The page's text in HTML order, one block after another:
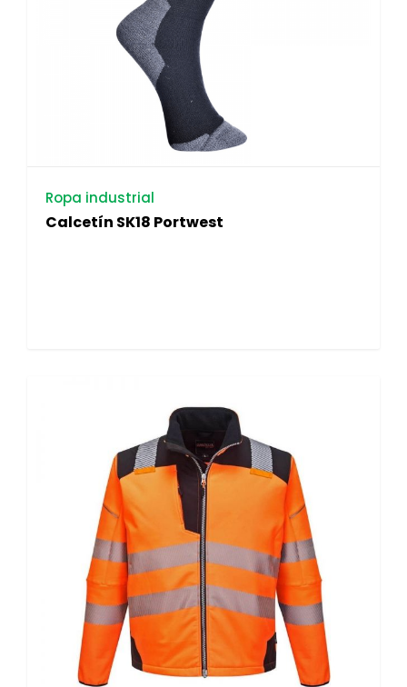
Ropa industrial
Calcetín SK18 Portwest